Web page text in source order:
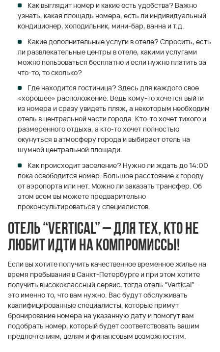
Как выглядит номер и какие есть удобства? Важно
узнать, какая площадь номера, есть ли индивидуальный
кондиционер, холодильник, мини-бар, ванна и т.д.
Какие дополнительные услуги в отеле? Спросить, есть
ли развлекательные центры в отеле, какими услугами
можно пользоваться бесплатно и если нужно платить за
что-то, то сколько?
Где находится гостиница? Здесь для каждого свое
«хорошее» расположение. Ведь кому-то хочется выйти
из номера и сразу увидеть пляж, а некоторым необходим
отель в центральной части города. Кто-то хочет тихого и
размеренного отдыха, а кто-то хочет полностью
окунуться в атмосферу города и выбирает отель на
шумной центральной площади.
Как происходит заселение? Нужно ли ждать до 14:00
пока освободится номер. Большое расстояние к городу
от аэропорта или нет. Можно ли заказать трансфер. Об
этом всем вы можете предварительно
проконсультироваться у специалистов.
Отель “Vertical” – для тех, кто не
любит идти на компромиссы!
Если вы хотите получить качественное временное жилье на
время пребывания в Санкт-Петербурге и при этом хотите
получить высококлассный сервис, тогда отель “Vertical” –
это именно то, что вам нужно. Вас будут обслуживать
квалифицированные специалисты, которые примут
бронирование номера на указанную дату и помогут вам
подобрать номер, который будет соответствовать вашим
предпочтениям, целям и финансовым возможностям.